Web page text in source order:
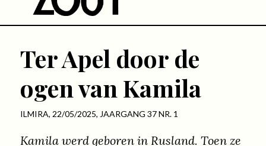
Korrel
Catholic
Worker
Amsterdam
Ter Apel door de
ogen van Kamila
ILMIRA, 22/05/2025, JAARGANG 37 NR. 1
Kamila werd geboren in Rusland. Toen ze